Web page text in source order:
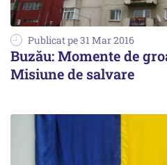
Publicat pe 31 Mar 2016
Buzău: Momente de
Misiune de salvare